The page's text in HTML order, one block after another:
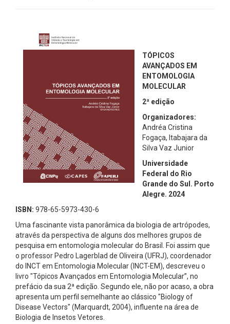
TÓPICOS
AVANÇADOS EM
ENTOMOLOGIA
MOLECULAR
2ª edição
Organizadores:
Andréa Cristina
Fogaça, Itabajara da
Silva Vaz Junior
Universidade
Federal do Rio
Grande do Sul. Porto
Alegre. 2024
ISBN: 978-65-5973-430-6
Uma fascinante vista panorâmica da biologia de artrópodes,
através da perspectiva de alguns dos melhores grupos de
pesquisa em entomologia molecular do Brasil. Foi assim que
o professor Pedro Lagerblad de Oliveira (UFRJ), coordenador
do INCT em Entomologia Molecular (INCT-EM), descreveu o
livro "Tópicos Avançados em Entomologia Molecular”, no
prefácio da sua 2ª edição. Segundo ele, não por acaso, a obra
apresenta um perfil semelhante ao clássico "Biology of
Disease Vectors" (Marquardt, 2004), influente na área de
Biologia de Insetos Vetores.